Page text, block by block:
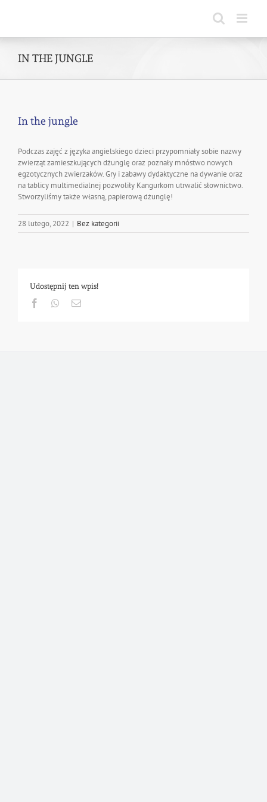
IN THE JUNGLE
In the jungle
Podczas zajęć z języka angielskiego dzieci przypomniały sobie nazwy
zwierząt zamieszkujących dżunglę oraz poznały mnóstwo nowych
egzotycznych zwierzaków. Gry i zabawy dydaktyczne na dywanie oraz
na tablicy multimedialnej pozwoliły Kangurkom utrwalić słownictwo.
Stworzyliśmy także własną, papierową dżunglę!
28 lutego, 2022 | Bez kategorii
Udostępnij ten wpis!
FacebookWhatsapp
Email